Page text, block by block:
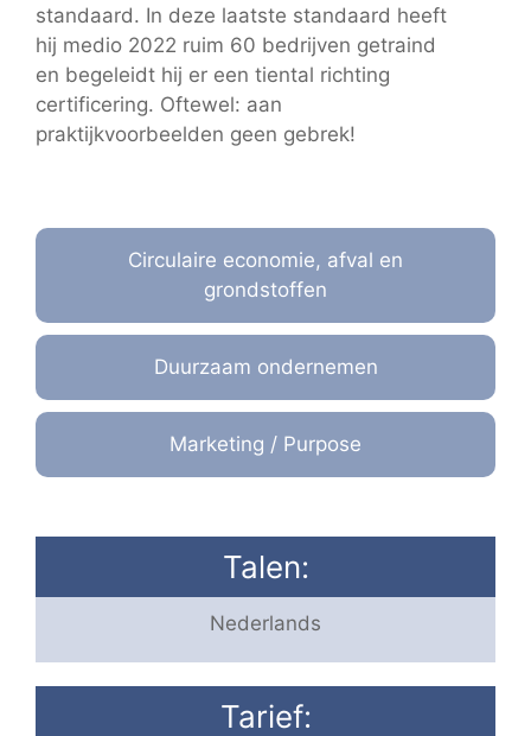
standaard. In deze laatste standaard heeft
hij medio 2022 ruim 60 bedrijven getraind
en begeleidt hij er een tiental richting
certificering. Oftewel: aan
praktijkvoorbeelden geen gebrek!
Circulaire economie, afval en
grondstoffen
Duurzaam ondernemen
Marketing / Purpose
Talen:
Nederlands
Tarief: